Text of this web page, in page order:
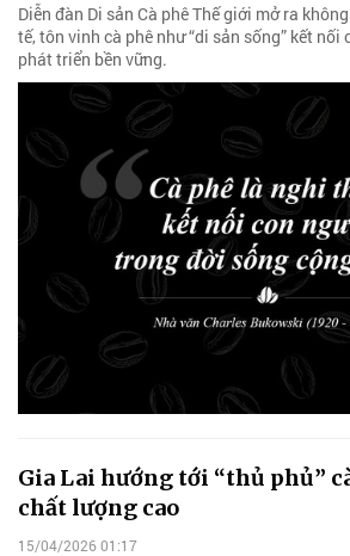
Diễn đàn Di sản Cà phê Thế giới mở ra
tế, tôn vinh cà phê như “di sản sống” kết nối
phát triển bền vững.
Gia Lai hướng tới “thủ phủ”
chất lượng cao
15/04/2026 01:17